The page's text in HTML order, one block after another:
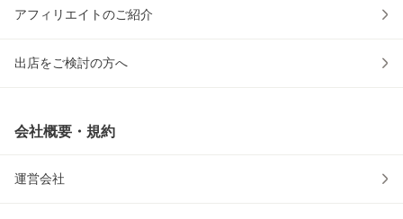
アフィリエイトのご紹介
出店をご検討の方へ
会社概要・規約
運営会社